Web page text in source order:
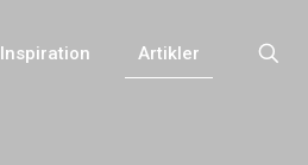
Inspiration Artikler